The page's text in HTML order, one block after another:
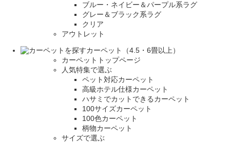
ブルー・ネイビー＆パープル系ラグ
グレー＆ブラック系ラグ
クリア
アウトレット
カーペット（4.5・6畳以上）
カーペットトップページ
人気特集で選ぶ
ペット対応カーペット
高級ホテル仕様カーペット
ハサミでカットできるカーペット
100サイズカーペット
100色カーペット
柄物カーペット
サイズで選ぶ